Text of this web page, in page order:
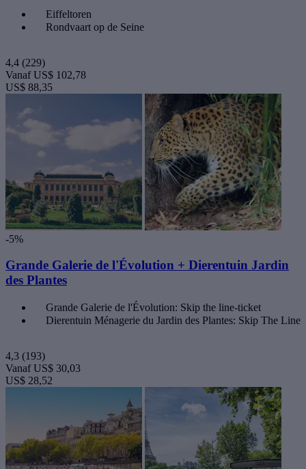
Eiffeltoren
Rondvaart op de Seine
4,4 (229)
Vanaf US$ 102,78
US$ 88,35
-5%
Grande Galerie de l'Évolution + Dierentuin Jardin
des Plantes
Grande Galerie de l'Évolution: Skip the line-ticket
Dierentuin Ménagerie du Jardin des Plantes: Skip The Line
4,3 (193)
Vanaf US$ 30,03
US$ 28,52